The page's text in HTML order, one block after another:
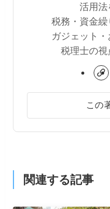
活用法
税務・資金
ガジェット・
税理士の視
この
関連する記事